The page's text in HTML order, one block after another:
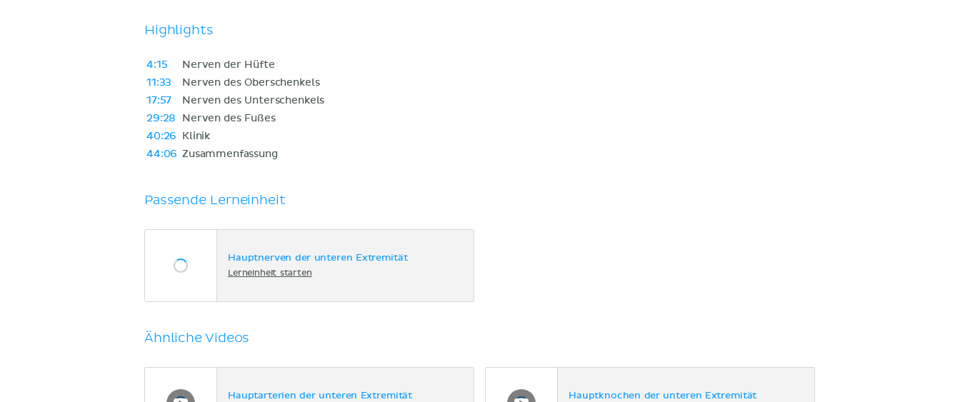
Highlights
4:15
Nerven der Hüfte
11:33
Nerven des Oberschenkels
17:57
Nerven des Unterschenkels
29:28
Nerven des Fußes
40:26
Klinik
44:06 Zusammenfassung
Passende Lerneinheit
Hauptnerven der unteren Extremität
Lerneinheit starten
Ähnliche Videos
Hauptarterien der unteren Extremität Hauptknochen der unteren Extremität